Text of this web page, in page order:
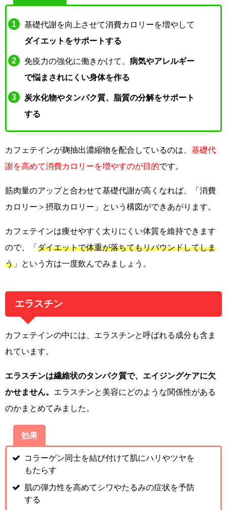
基礎代謝を向上させて消費カロリーを増やして
ダイエットをサポートする
免疫力の強化に働きかけて、病気やアレルギー
で悩まされにくい身体を作る
炭水化物やタンパク質、脂質の分解をサポート
する
カフェテインが麹抽出濃縮物を配合しているのは、 基礎代
謝を高めて消費カロリーを増やすのが目的です。
筋肉量のアップと合わせて基礎代謝が高くなれば、「消費
カロリー＞摂取カロリー」という構図ができあがります。
カフェテインは痩せやすく太りにくい体質を維持できます
ので、「 ダイエットで体重が落ちてもリバウンドしてしま
う 」という方は一度飲んでみましょう。
エラスチン
カフェテインの中には、エラスチンと呼ばれる成分も含ま
れています。
エラスチンは繊維状のタンパク質で、エイジングケアに欠
かせません。
エラスチンと美容にどのような関係性がある
のかまとめてみました。
効果
コラーゲン同士を結び付けて肌にハリやツヤを
もたらす
肌の弾力性を高めてシワやたるみの症状を予防
する